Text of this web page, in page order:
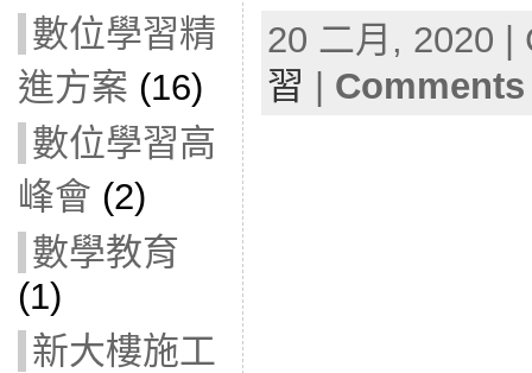
數位學習精
進方案 (16)
數位學習高
峰會 (2)
數學教育
(1)
新大樓施工
20 二月, 2020
習 |